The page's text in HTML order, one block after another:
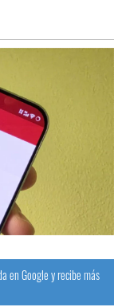
en Google y recibe más